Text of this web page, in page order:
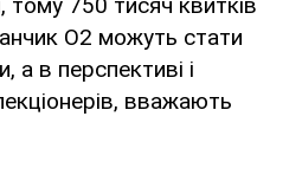
О2 можуть стати
а в перспективі і
вважають